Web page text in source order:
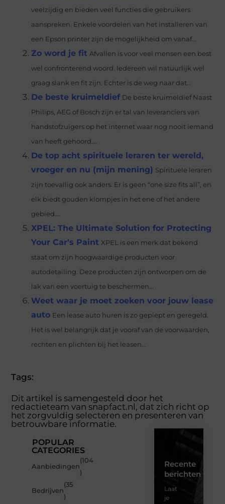
veelzijdig en bieden veel functies die gebruikers
aanspreken. Enkele voordelen van het installeren van
een Epson printer zijn de mogelijkheid om vanaf...
Zo word je fit Afvallen is voor veel mensen een best
wel confronterend woord. Iedereen wil natuurlijk wel
graag slank en fit zijn. Echter is de weg naar dat...
De beste kruimeldief De beste kruimeldief Naast
Philips, AEG of Bosch zijn er tal van leveranciers van
handstofzuigers op het internet waar nog nooit iemand
van heeft gehoord....
De top acht spirituele leraren ter wereld,
vroeger en nu (mijn mening) Spirituele leraren
zijn toevallig ook anders. Er is geen “one size fits all”, en
elk biedt gouden klompjes in het ene of het andere
gebied....
XPEL: The Ultimate Solution for Protecting
Your Car's Paint XPEL is een merk dat bekend
staat om zijn hoogwaardige producten voor
autodetailing. Deze producten zijn ontworpen om de
lak van een voertuig te beschermen...
Weet waar je moet zoeken voor jouw lease
auto Een lease auto huren is zo gepiept en geregeld.
Het is wel belangrijk dat je vooraf van de voorwaarden,
rechten en plichten bij het leasen...
Tags:
Dit artikel is samengesteld door het
redactieteam van snapfact.nl, dat zich richt op
het zorgvuldig selecteren en presenteren van
betrouwbare informatie.
POPULAR
CATEGORIES
Aanbiedingen
(104
)
Bedrijven
(35
)
Recente
berichten
Laat
je